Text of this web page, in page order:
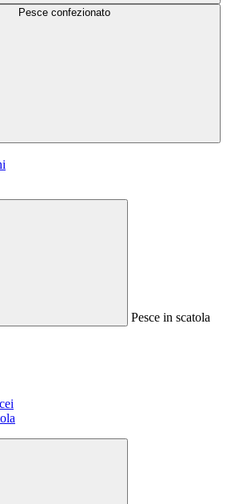
Pesce confezionato
Pesce in scatola